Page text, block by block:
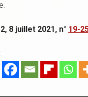
8 juillet 2021, n° 19-